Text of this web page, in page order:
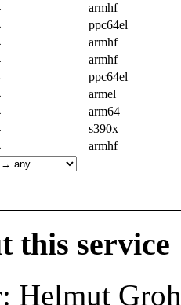
armhf
ppc64el
armhf
armhf
ppc64el
armel
arm64
s390x
armhf
this service
Helmut